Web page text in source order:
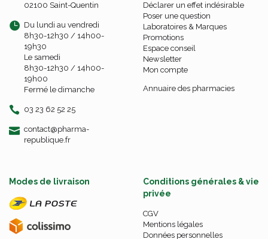
02100 Saint-Quentin
Du lundi au vendredi
8h30-12h30 / 14h00-
19h30
Le samedi
8h30-12h30 / 14h00-
19h00
Fermé le dimanche
03 23 62 52 25
contact-
@-
pharma-
republique.fr
Déclarer un effet indésirable
Poser une question
Laboratoires & Marques
Promotions
Espace conseil
Newsletter
Mon compte
Annuaire des pharmacies
Modes de livraison
Conditions générales & vie
privée
CGV
Mentions légales
Données personnelles